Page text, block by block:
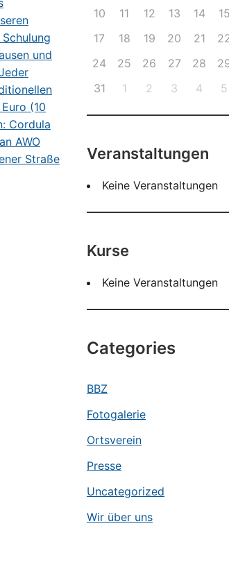
10
11 12 13 14 15
17
18 19 20 21
24
25 26 27 28
31
1 2 3 4 5
Veranstaltungen
Keine Veranstaltungen
Kurse
Keine Veranstaltungen
Categories
BBZ
Fotogalerie
Ortsverein
Presse
Uncategorized
Wir über uns